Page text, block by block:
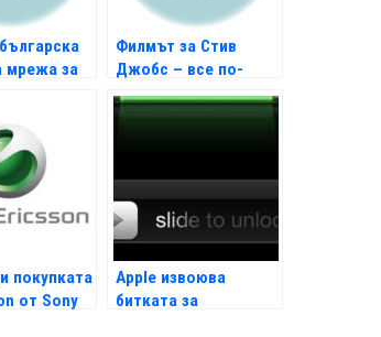
мрежа за
Филмът за Стив
Джобс – все по-
близо до реализация
покупката
от Sony
Apple извоюва
битката за